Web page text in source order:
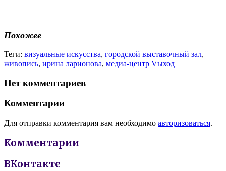
Похожее
Теги: визуальные искусства, городской выставочный зал,
живопись, ирина ларионова, медиа-центр Vыход
Нет комментариев
Комментарии
Для отправки комментария вам необходимо авторизоваться.
Комментарии
ВКонтакте